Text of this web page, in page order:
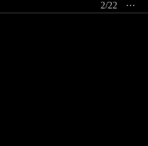
⋯
2/22